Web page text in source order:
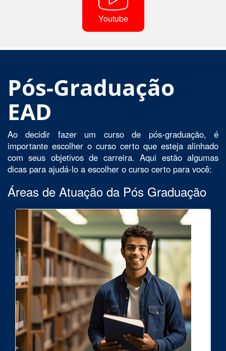
Youtube
Pós-Graduação
EAD
Ao decidir fazer um curso de pós-graduação, é
importante escolher o curso certo que esteja alinhado
com seus objetivos de carreira. Aqui estão algumas
dicas para ajudá-lo a escolher o curso certo para você:
Áreas de Atuação da Pós Graduação